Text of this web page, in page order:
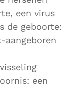
een virus
de geboorte:
aangeboren
een